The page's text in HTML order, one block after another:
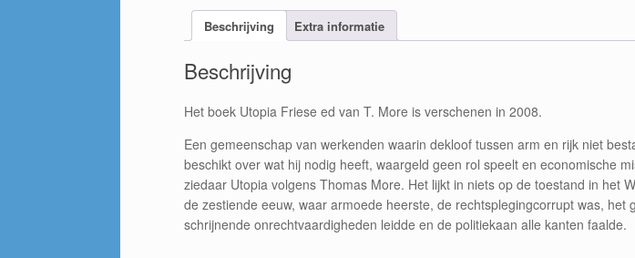
Beschrijving Extra informatie
Beschrijving
Het boek Utopia Friese ed van T. More is verschenen in 2008.
Een gemeenschap van werkenden waarin dekloof tussen arm en rijk niet
beschikt over wat hij nodig heeft, waargeld geen rol speelt en economische
ziedaar Utopia volgens Thomas More. Het lijkt in niets op de toestand in het
de zestiende eeuw, waar armoede heerste, de rechtsplegingcorrupt was, het
schrijnende onrechtvaardigheden leidde en de politiekaan alle kanten faalde.